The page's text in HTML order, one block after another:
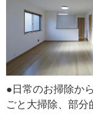
●日常のお掃除か
ごと大掃除、部分